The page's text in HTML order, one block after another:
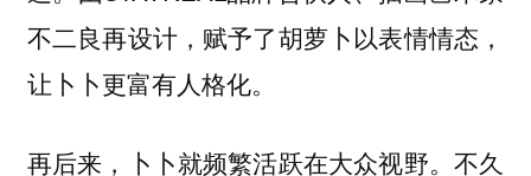
不二良再设计，赋予了胡萝卜以表情情态，
让卜卜更富有人格化。
再后来，卜卜就频繁活跃在大众视野。不久